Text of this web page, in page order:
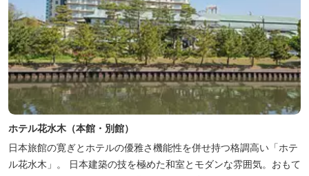
ホテル花水木（本館・別館）
日本旅館の寛ぎとホテルの優雅さ機能性を併せ持つ格調高い「ホテ
ル花水木」。 日本建築の技を極めた和室とモダンな雰囲気。おもて